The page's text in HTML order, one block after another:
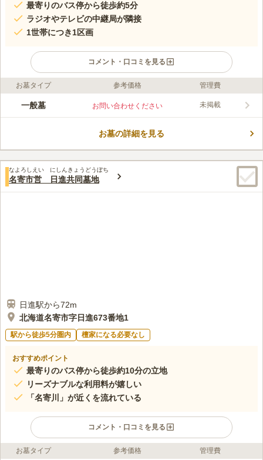
最寄りのバス停から徒歩約5分
ラジオやテレビの中継局が隣接
1世帯につき1区画
コメント・口コミを見る
ライフドット編集部のコメント
名寄市は「名寄川」と「天塩川」が流れる盆地状の街です。 夏
やダイヤモンドダストなどの絶景の自然現象も楽しめます。 砺
口コミ評価
この霊園はまだ誰からも評価されていません。
お墓タイプ 参考価格 管理費
一般墓 お問い合わせください 未掲載
お墓の詳細を見る
なよろしえい にしんきょうどうぼち
名寄市営 日進共同墓地
日進駅から72m
北海道名寄市字日進673番地1
駅から徒歩5分圏内 檀家になる必要なし
おすすめポイント
最寄りのバス停から徒歩約10分の立地
リーズナブルな利用料が嬉しい
「名寄川」が近くを流れている
コメント・口コミを見る
ライフドット編集部のコメント
お墓タイプ 参考価格 管理費